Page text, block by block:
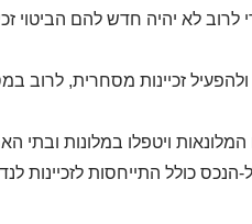
לא יהיה חדש להם הביטוי
ולהפעיל זכיינות מסחרית,
ויטפלו במלונות ובתי
כולל התייחסות לזכיינות